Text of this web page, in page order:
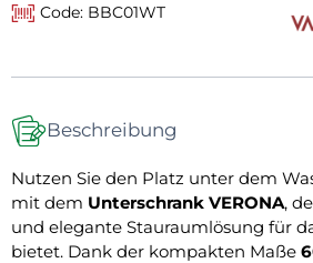
Code: BBC01WT
Beschreibung
Nutzen Sie den Platz unter dem
mit dem Unterschrank VERONA,
und elegante Stauraumlösung für
bietet. Dank der kompakten Maße